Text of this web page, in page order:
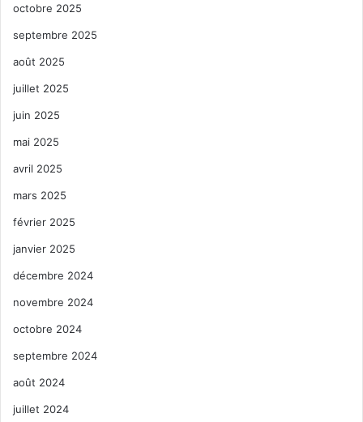
octobre 2025
septembre 2025
août 2025
juillet 2025
juin 2025
mai 2025
avril 2025
mars 2025
février 2025
janvier 2025
décembre 2024
novembre 2024
octobre 2024
septembre 2024
août 2024
juillet 2024